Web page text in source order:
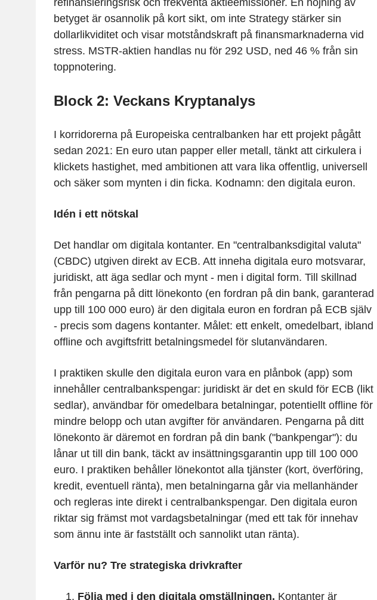
betyget är osannolik på kort sikt, om inte Strategy stärker sin
dollarlikviditet och visar motståndskraft på finansmarknaderna vid
stress. MSTR-aktien handlas nu för 292 USD, ned 46 % från sin
toppnotering.
Block 2: Veckans Kryptanalys
I korridorerna på Europeiska centralbanken har ett projekt pågått
sedan 2021: En euro utan papper eller metall, tänkt att cirkulera i
klickets hastighet, med ambitionen att vara lika offentlig, universell
och säker som mynten i din ficka. Kodnamn: den digitala euron.
Idén i ett nötskal
Det handlar om digitala kontanter. En "centralbanksdigital valuta"
(CBDC) utgiven direkt av ECB. Att inneha digitala euro motsvarar,
juridiskt, att äga sedlar och mynt - men i digital form. Till skillnad
från pengarna på ditt lönekonto (en fordran på din bank, garanterad
upp till 100 000 euro) är den digitala euron en fordran på ECB själv
- precis som dagens kontanter. Målet: ett enkelt, omedelbart, ibland
offline och avgiftsfritt betalningsmedel för slutanvändaren.
I praktiken skulle den digitala euron vara en plånbok (app) som
innehåller centralbankspengar: juridiskt är det en skuld för ECB (likt
sedlar), användbar för omedelbara betalningar, potentiellt offline för
mindre belopp och utan avgifter för användaren. Pengarna på ditt
lönekonto är däremot en fordran på din bank ("bankpengar"): du
lånar ut till din bank, täckt av insättningsgarantin upp till 100 000
euro. I praktiken behåller lönekontot alla tjänster (kort, överföring,
kredit, eventuell ränta), men betalningarna går via mellanhänder
och regleras inte direkt i centralbankspengar. Den digitala euron
riktar sig främst mot vardagsbetalningar (med ett tak för innehav
som ännu inte är fastställt och sannolikt utan ränta).
Varför nu? Tre strategiska drivkrafter
Följa med i den digitala omställningen. Kontanter är